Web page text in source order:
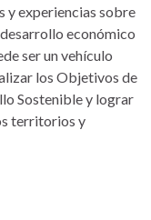
y experiencias sobre
económico
ser un vehículo
los Objetivos de
Sostenible y lograr
territorios y